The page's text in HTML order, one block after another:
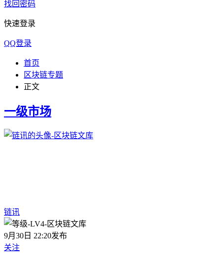
找回密码
快速登录
QQ登录
首页
区块链专题
正文
一级市场
链讯
9月30日 22:20发布
关注